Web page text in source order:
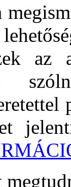
az